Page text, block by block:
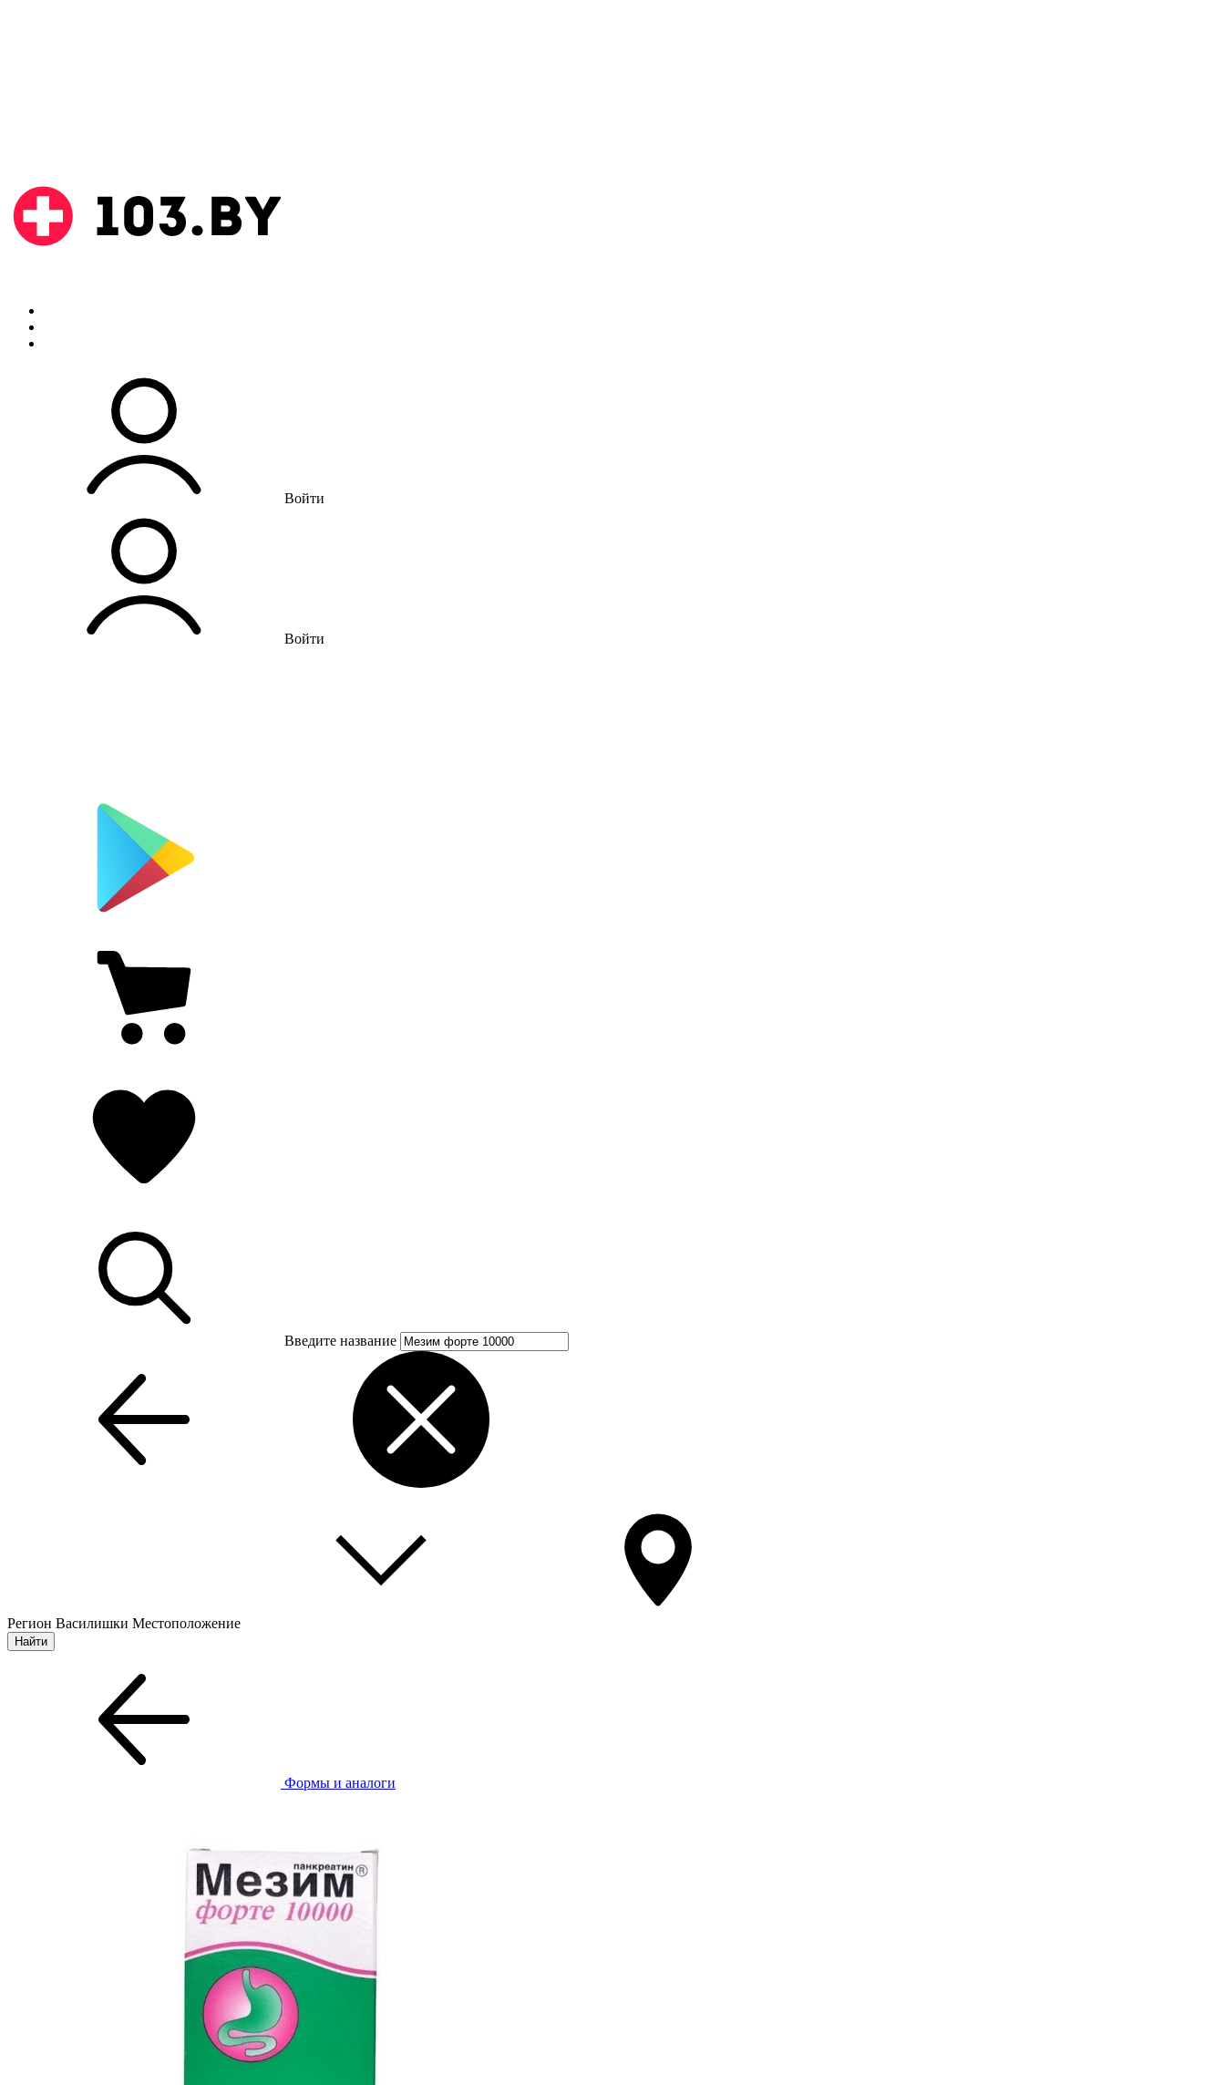
Войти
Войти
Введите название
Регион Василишки Местоположение
Формы и аналоги